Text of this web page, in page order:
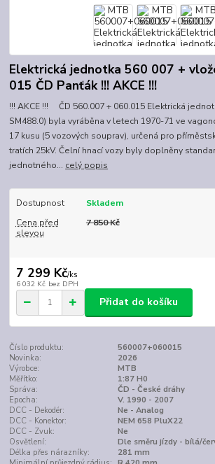
Elektrická jednotka 560 007 +
015 ČD Panťák !!! AKCE !!!
!!! AKCE !!! ČD 560.007 + 060.015 Elektrická
SM488.0) byla vyráběna v letech 1970-71 ve
17 kusu (5 vozových souprav), určená pro
tratích 25kV. Čelní hnací vozy byly doplněny
jednotného... celý popis
Dostupnost
Skladem
Cena před
slevou
7 850 Kč
7 299 Kč/ks
6 032 Kč bez DPH
Přidat do košíku
Číslo produktu:
560007+060015
Novinka:
2026
Výrobce:
MTB
Měřítko:
1:87 H0
Správa:
ČD - České dráhy
Epocha:
V. 1990 - 2007
DCC - Dekodér:
Ne - Analog
DCC - Konektor:
NEM 658 PluX22
DCC - Zvuk:
Ne
Osvětlení:
Dle směru jízdy - bílá/
Délka přes nárazníky:
281 mm